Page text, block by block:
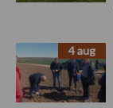
4 aug